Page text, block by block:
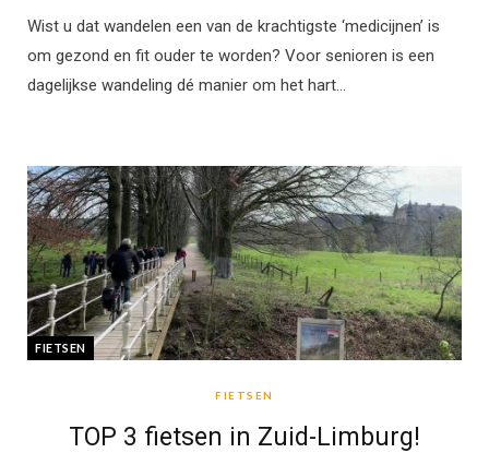
Wist u dat wandelen een van de krachtigste ‘medicijnen’ is
om gezond en fit ouder te worden? Voor senioren is een
dagelijkse wandeling dé manier om het hart…
FIETSEN
FIETSEN
TOP 3 fietsen in Zuid-Limburg!